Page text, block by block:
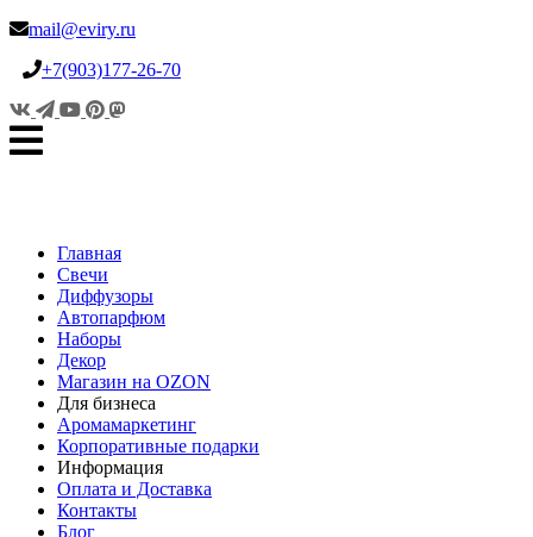
mail@eviry.ru
+7(903)177-26-70
Главная
Свечи
Диффузоры
Автопарфюм
Наборы
Декор
Магазин на OZON
Для бизнеса
Аромамаркетинг
Корпоративные подарки
Информация
Оплата и Доставка
Контакты
Блог